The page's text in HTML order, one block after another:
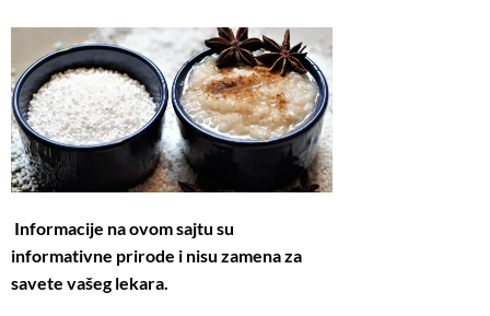
Informacije na ovom sajtu su
informativne prirode i nisu zamena za
savete vašeg lekara.